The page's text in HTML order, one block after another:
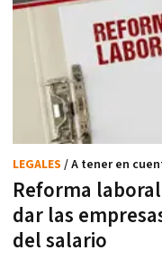
Reforma
dar las
del salario
LEGALES / A tener en